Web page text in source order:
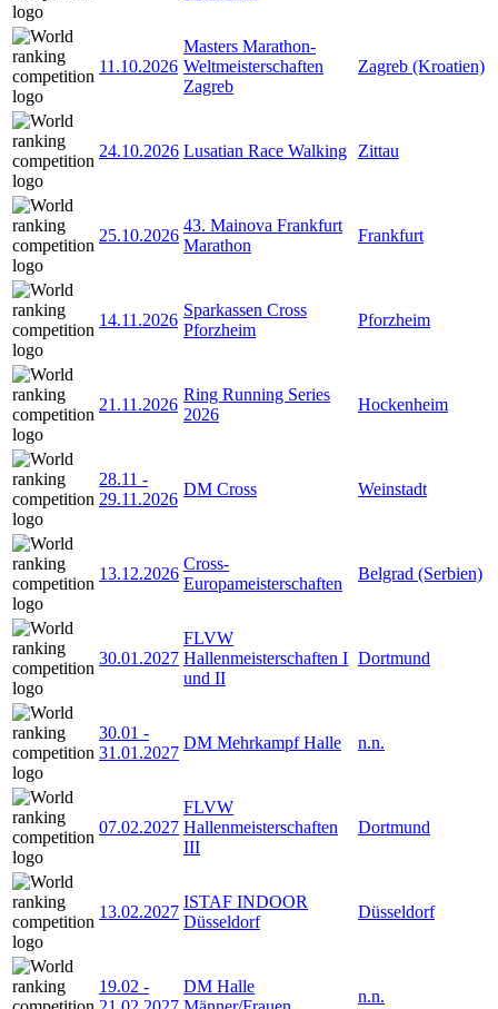
11.10.2026
Masters Marathon-
Weltmeisterschaften
Zagreb
Zagreb (Kroatien)
24.10.2026 Lusatian Race Walking Zittau
25.10.2026
43. Mainova Frankfurt
Marathon
Frankfurt
14.11.2026
Sparkassen Cross
Pforzheim
Pforzheim
21.11.2026
Ring Running Series
2026
Hockenheim
28.11 -
29.11.2026
DM Cross Weinstadt
13.12.2026
Cross-
Europameisterschaften
Belgrad (Serbien)
30.01.2027
FLVW
Hallenmeisterschaften I
und II
Dortmund
30.01 -
31.01.2027
DM Mehrkampf Halle n.n.
07.02.2027
FLVW
Hallenmeisterschaften
III
Dortmund
13.02.2027
ISTAF INDOOR
Düsseldorf
Düsseldorf
19.02 -
DM Halle
n.n.